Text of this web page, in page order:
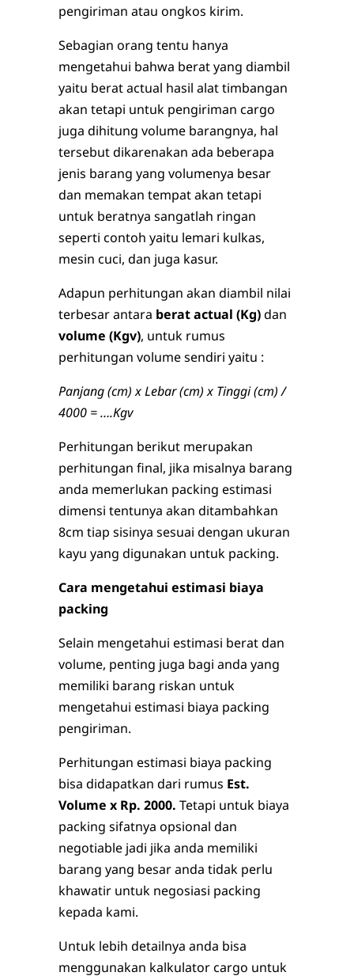
pengiriman atau ongkos kirim.
Sebagian orang tentu hanya
mengetahui bahwa berat yang diambil
yaitu berat actual hasil alat timbangan
akan tetapi untuk pengiriman cargo
juga dihitung volume barangnya, hal
tersebut dikarenakan ada beberapa
jenis barang yang volumenya besar
dan memakan tempat akan tetapi
untuk beratnya sangatlah ringan
seperti contoh yaitu lemari kulkas,
mesin cuci, dan juga kasur.
Adapun perhitungan akan diambil nilai
terbesar antara berat actual (Kg)dan
volume (Kgv), untuk rumus
perhitungan volume sendiri yaitu :
Panjang (cm) x Lebar (cm) x Tinggi (cm) /
4000 = ….Kgv
Perhitungan berikut merupakan
perhitungan final, jika misalnya barang
anda memerlukan packing estimasi
dimensi tentunya akan ditambahkan
8cm tiap sisinya sesuai dengan ukuran
kayu yang digunakan untuk packing.
Cara mengetahui estimasi biaya
packing
Selain mengetahui estimasi berat dan
volume, penting juga bagi anda yang
memiliki barang riskan untuk
mengetahui estimasi biaya packing
pengiriman.
Perhitungan estimasi biaya packing
bisa didapatkan dari rumus Est.
Volume x Rp. 2000. Tetapi untuk biaya
packing sifatnya opsional dan
negotiable jadi jika anda memiliki
barang yang besar anda tidak perlu
khawatir untuk negosiasi packing
kepada kami.
Untuk lebih detailnya anda bisa
menggunakan kalkulator cargo untuk